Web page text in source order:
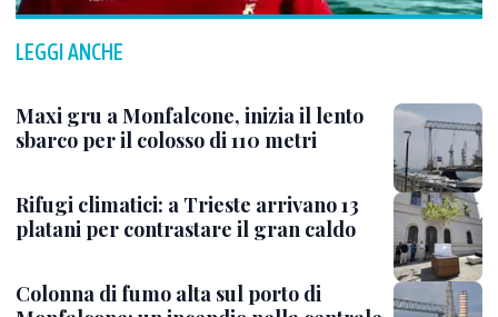
LEGGI ANCHE
Maxi gru a Monfalcone, inizia il lento
sbarco per il colosso di 110 metri
Rifugi climatici: a Trieste arrivano 13
platani per contrastare il gran caldo
Colonna di fumo alta sul porto di